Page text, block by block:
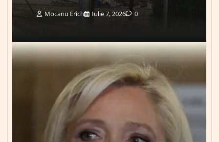
Mocanu Erich Iulie 7, 2026 0